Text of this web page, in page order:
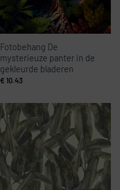
Fotobehang De
mysterieuze panter in de
gekleurde bladeren
€ 10.43